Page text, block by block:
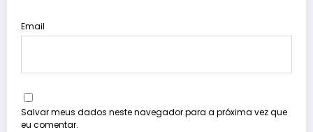
Email
Salvar meus dados neste navegador para a próxima vez que
eu comentar.